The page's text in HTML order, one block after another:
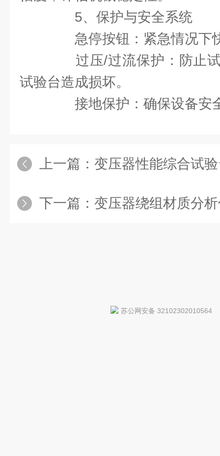
5、保护与安全系统
急停按钮：紧急情况下
过压/过流保护：防止试
试验台造成损坏。
接地保护：确保设备安
上一篇： 变压器性能综合试验台
下一篇： 变压器绕组材质分
苏公网安备 32102302010564